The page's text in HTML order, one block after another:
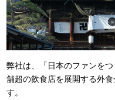
弊社は、「日本のファンを
舗超の飲食店を展開する外